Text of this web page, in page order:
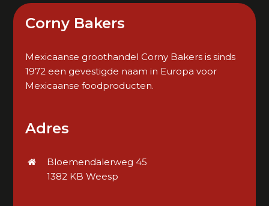
Corny Bakers
Mexicaanse groothandel Corny Bakers is sinds
1972 een gevestigde naam in Europa voor
Mexicaanse foodproducten.
Adres
Bloemendalerweg 45
1382 KB Weesp